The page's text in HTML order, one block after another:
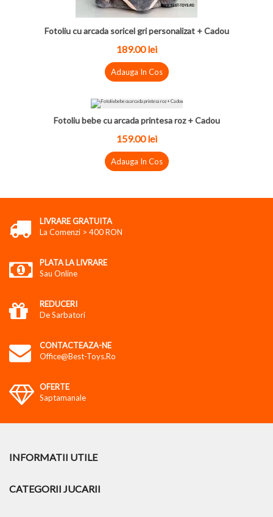
Fotoliu cu arcada soricel gri personalizat + Cadou
189.00lei
Adauga In Cos
Fotoliu bebe cu arcada printesa roz + Cadou
159.00lei
Adauga In Cos
LIVRARE GRATUITA
La Comenzi > 400 RON
PLATA LA LIVRARE
Sau Online
REDUCERI
De Sarbatori
CONTACTEAZA-NE
Office@best-Toys.ro
OFERTE
Saptamanale
INFORMATII UTILE
CATEGORII JUCARII